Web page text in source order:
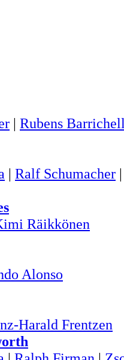
| Rubens
| Ralf Schumacher
Räikkönen
Alonso
Harald Frentzen